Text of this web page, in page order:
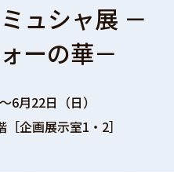
ュシャ展 －
ーの華－
6月22日（日）
企画展示室1・2］